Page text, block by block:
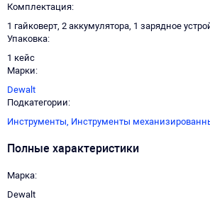
Комплектация
1 гайковерт, 2 аккумулятора, 1 зарядное
Упаковка
1 кейс
Марки
Dewalt
Подкатегории
Инструменты, Инструменты
Полные характеристики
Марка
Dewalt